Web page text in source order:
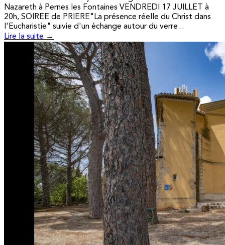
Nazareth à Pernes les Fontaines VENDREDI 17 JUILLET à
20h, SOIREE de PRIERE"La présence réelle du Christ dans
l'Eucharistie" suivie d'un échange autour du verre...
Lire la suite →